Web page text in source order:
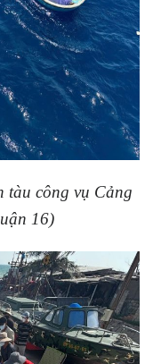
tàu công vụ Cảng
16)